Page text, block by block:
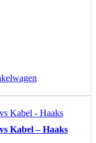
Kabel – Haaks